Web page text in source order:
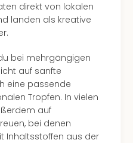
direkt von lokalen
landen als kreative
bei mehrgängigen
auf sanfte
eine passende
Tropfen. In vielen
auf
bei denen
Inhaltsstoffen aus der